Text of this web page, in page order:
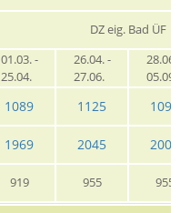
DZ eig. Bad ÜF
01.03. -
25.04.
26.04. -
27.06.
28.06.
1089 1125 1095
1969 2045 2009
919 955 955